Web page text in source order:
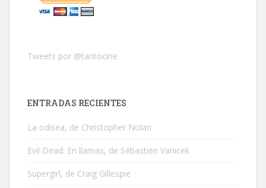
Tweets por @tantocine
ENTRADAS RECIENTES
La odisea, de Christopher Nolan
Evil Dead: En llamas, de Sébastien Vanicek
Supergirl, de Craig Gillespie